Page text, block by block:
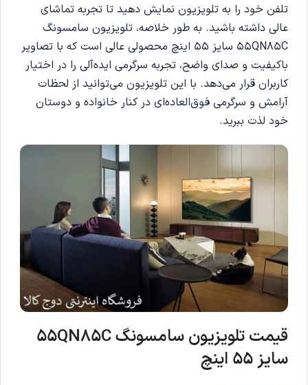
تلفن خود را به تلویزیون نمایش دهید تا تجربه تماشای
عالی داشته باشید. به طور خلاصه، تلویزیون سامسونگ
55QN85C سایز 55 اینچ محصولی عالی است که با تصاویر
باکیفیت و صدای واضح، تجربه سرگرمی ایده‌آلی را در اختیار
کاربران قرار می‌دهد. با این تلویزیون می‌توانید از لحظات
آرامش و سرگرمی فوق‌العاده‌ای در کنار خانواده و دوستان
خود لذت ببرید.
قیمت تلویزیون سامسونگ 55QN85C
سایز 55 اینچ